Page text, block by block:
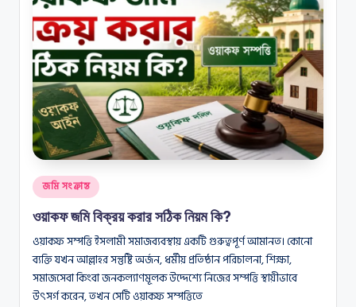
Posted
in
জমি সংক্রান্ত
ওয়াকফ জমি বিক্রয় করার সঠিক নিয়ম কি?
ওয়াকফ সম্পত্তি ইসলামী সমাজব্যবস্থায় একটি গুরুত্বপূর্ণ আমানত। কোনো
ব্যক্তি যখন আল্লাহর সন্তুষ্টি অর্জন, ধর্মীয় প্রতিষ্ঠান পরিচালনা, শিক্ষা,
সমাজসেবা কিংবা জনকল্যাণমূলক উদ্দেশ্যে নিজের সম্পত্তি স্থায়ীভাবে
উৎসর্গ করেন, তখন সেটি ওয়াকফ সম্পত্তিতে